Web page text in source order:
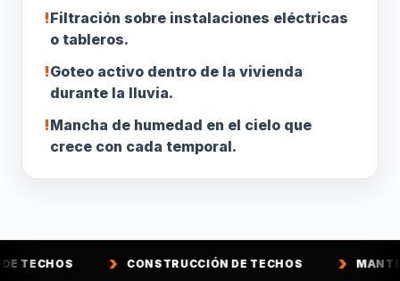
!Filtración sobre instalaciones eléctricas
o tableros.
!Goteo activo dentro de la vivienda
durante la lluvia.
!Mancha de humedad en el cielo que
crece con cada temporal.
CONSTRUCCIÓN DE TECHOS MANTENCIÓN DE